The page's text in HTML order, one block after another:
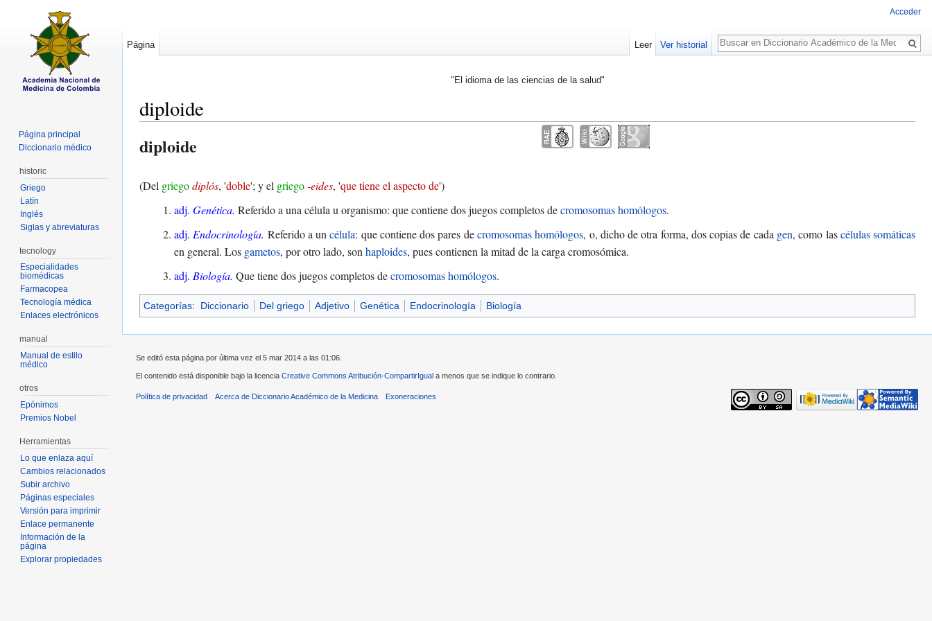
"El idioma de las ciencias de la salud"
diploide
diploide
(Del griegodiplós, 'doble'; y el griego-eides, 'que tiene el aspecto de')
adj. Genética. Referido a una célula u organismo: que contiene dos juegos completos decromosomas homólogos.
adj.Endocrinología. Referido a uncélula: que contiene dos pares decromosomas homólogos, o, dicho de otra forma, dos copias de cada gen, como lascélulas somáticas
en general. Los gametos, por otro lado, sonhaploides, pues contienen la mitad de la carga cromosómica.
adj. Biología. Que tiene dos juegos completos decromosomas homólogos.
Categorías: Diccionario Del griego Adjetivo Genética Endocrinología Biología
Acceder
Página Leer Ver historial
Buscar
Página principal
Diccionario médico
historic
Griego
Latín
Inglés
Siglas y abreviaturas
tecnology
Especialidades
biomédicas
Farmacopea
Tecnología médica
Enlaces electrónicos
manual
Manual de estilo
médico
otros
Epónimos
Premios Nobel
Herramientas
Lo que enlaza aquí
Cambios relacionados
Subir archivo
Páginas especiales
Versión para imprimir
Enlace permanente
Información de la
página
Explorar propiedades
Se editó esta página por última vez el 5 mar 2014 a las 01:06.
El contenido está disponible bajo la licencia Creative Commons Atribución-CompartirIgual a menos que se indique lo contrario.
Política de privacidad Acerca de Diccionario Académico de la Medicina Exoneraciones